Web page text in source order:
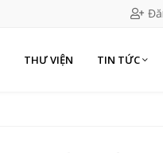
THƯ VIỆN TIN TỨC